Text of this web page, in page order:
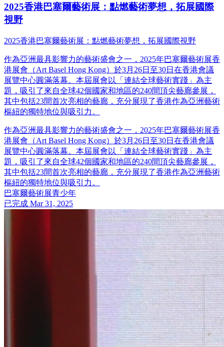
2025香港巴塞爾藝術展：點燃藝術夢想，拓展國際
視野
2025香港巴塞爾藝術展：點燃藝術夢想，拓展國際視野
作為亞洲最具影響力的藝術盛會之一，2025年巴塞爾藝術展香
港展會（Art Basel Hong Kong）於3月26日至30日在香港會議
展覽中心圓滿落幕。本屆展會以「連結全球藝術實踐」為主
題，吸引了來自全球42個國家和地區的240間頂尖藝廊參展，
其中包括23間首次亮相的藝廊，充分展現了香港作為亞洲藝術
樞紐的獨特地位與吸引力。
作為亞洲最具影響力的藝術盛會之一，2025年巴塞爾藝術展香
港展會（Art Basel Hong Kong）於3月26日至30日在香港會議
展覽中心圓滿落幕。本屆展會以「連結全球藝術實踐」為主
題，吸引了來自全球42個國家和地區的240間頂尖藝廊參展，
其中包括23間首次亮相的藝廊，充分展現了香港作為亞洲藝術
樞紐的獨特地位與吸引力。
巴塞爾藝術展青少年
已完成 Mar 31, 2025